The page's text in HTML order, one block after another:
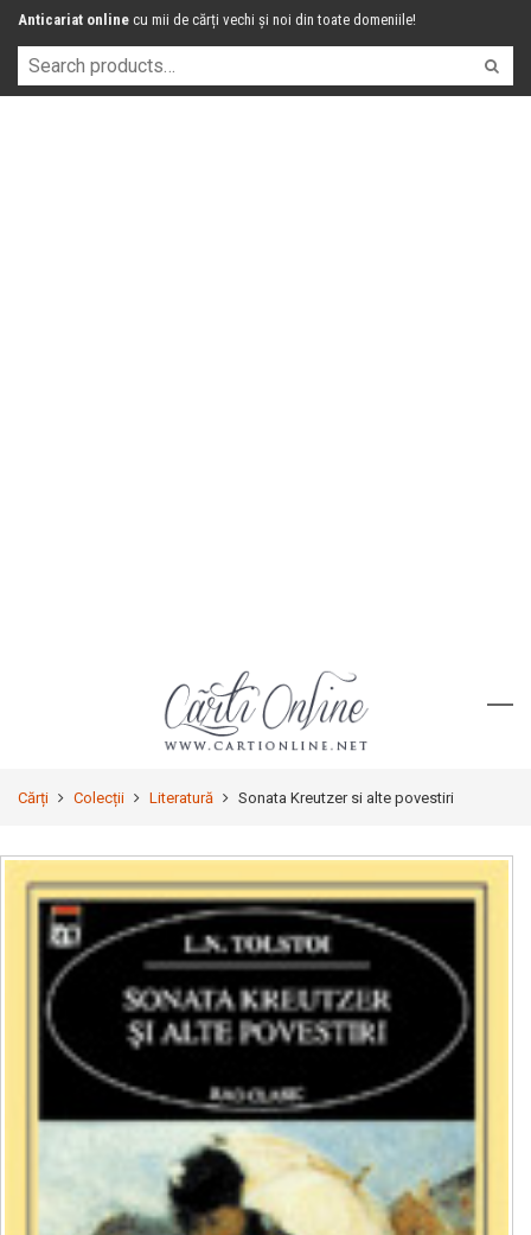
Anticariat online cu mii de cărți vechi și noi din toate domeniile!
Cărți Colecții Literatură Sonata Kreutzer si alte povestiri